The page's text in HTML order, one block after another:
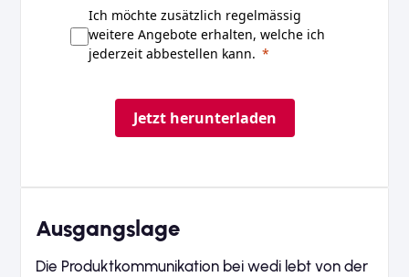
Ausgangslage
Die Produktkommunikation bei wedi lebt von der
Ich möchte zusätzlich regelmässig
weitere Angebote erhalten, welche ich
jederzeit abbestellen kann.
Jetzt herunterladen